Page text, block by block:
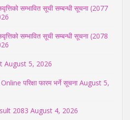
सम्भावित सूची सम्बन्धी सूचना (2077
सम्भावित सूची सम्बन्धी सूचना (2078
August 5, 2026
परिक्षा फारम भर्ने सूचना August 5,
2083 August 4, 2026